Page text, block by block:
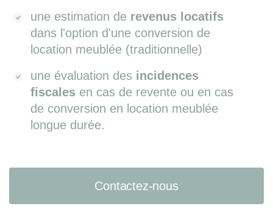
une estimation de revenus locatifs
dans l'option d'une conversion de
location meublée (traditionnelle)
une évaluation des incidences
fiscales en cas de revente ou en cas
de conversion en location meublée
longue durée.
Contactez-nous